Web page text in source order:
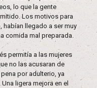
lo que la gente
Los motivos para
habían llegado a ser muy
comida mal preparada.
permitía a las mujeres
no las acusaran de
por adulterio, ya
ligera mejora en el